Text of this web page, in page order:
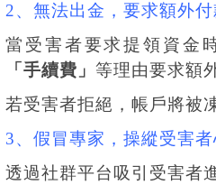
2、無法出金，要求額外付
當受害者要求提領資金
「手續費」 等理由要求額
若受害者拒絕，帳戶將被
3、假冒專家，操縱受害者
透過社群平台吸引受害者